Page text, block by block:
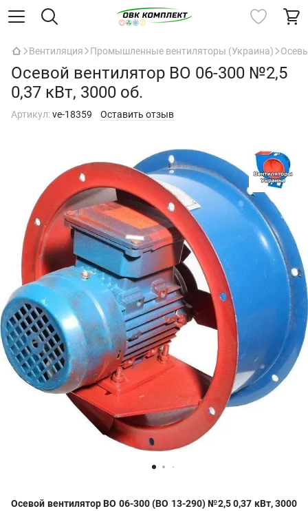
Вентиляция Промышленные вентиляторы (Украина)
Осевой вентилятор ВО 06-300 №2,5
0,37 кВт, 3000 об.
Артикул:ve-18359 Оставить отзыв
Осевой вентилятор ВО 06-300 (ВО 13-290) №2,5 0,37 кВт, 3000